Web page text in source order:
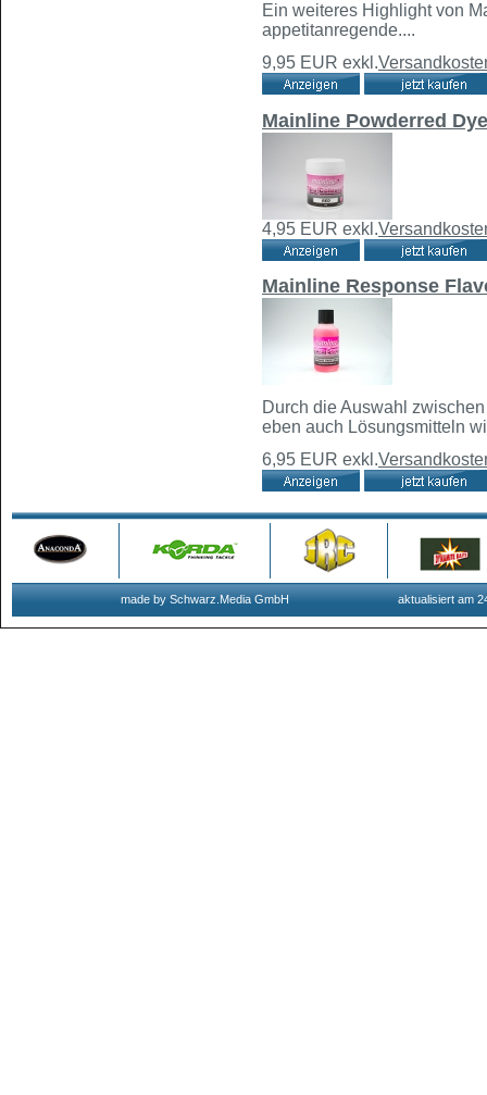
Ein weiteres Highlight von
appetitanregende....
9,95 EUR exkl.
Mainline Powderred
4,95 EUR exkl.
Mainline Response
Durch die Auswahl
eben auch Lösungsmitteln
6,95 EUR exkl.
made by Schwarz.Media GmbH aktualisiert am